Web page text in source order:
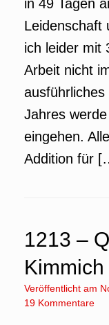
in 49 Tagen
Leidenschaft
ich leider mit
Arbeit nicht
Jahres
eingehen.
Addition für
1213 –
Veröffentlicht am
19 Kommentare